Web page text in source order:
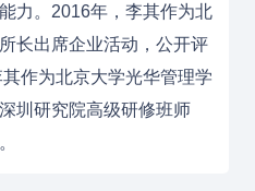
力。 2016年，李其作为北
长出席企业活动，公开评
其作为北京大学光华管理学
圳研究院高级研修班师